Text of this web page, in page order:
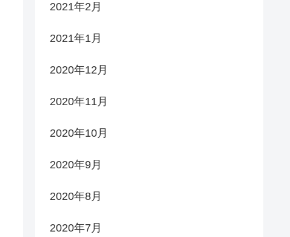
2021年2月
2021年1月
2020年12月
2020年11月
2020年10月
2020年9月
2020年8月
2020年7月